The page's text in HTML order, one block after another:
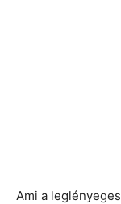
Ami a